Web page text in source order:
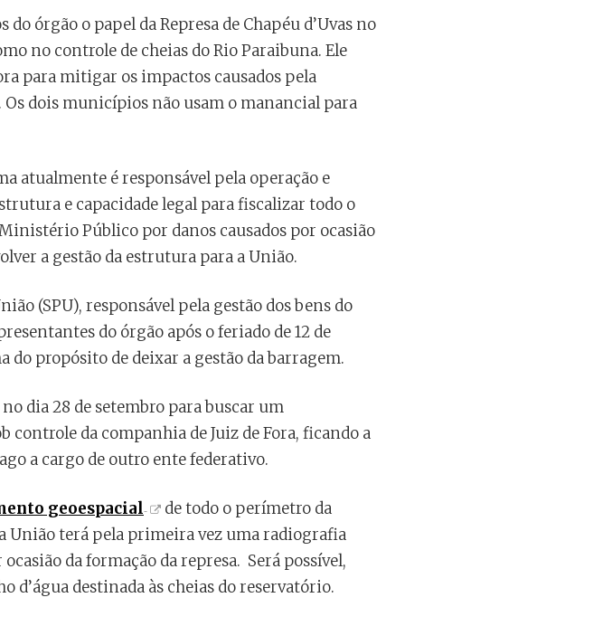
órgão o papel da Represa de Chapéu d’Uvas no
no controle de cheias do Rio Paraibuna. Ele
para mitigar os impactos causados pela
dois municípios não usam o manancial para
atualmente é responsável pela operação e
e capacidade legal para fiscalizar todo o
Público por danos causados por ocasião
a gestão da estrutura para a União.
(SPU), responsável pela gestão dos bens do
do órgão após o feriado de 12 de
do propósito de deixar a gestão da barragem.
dia 28 de setembro para buscar um
controle da companhia de Juiz de Fora, ficando a
a cargo de outro ente federativo.
geoespacial
de todo o perímetro da
União terá pela primeira vez uma radiografia
da formação da represa. Será possível,
d’água destinada às cheias do reservatório.